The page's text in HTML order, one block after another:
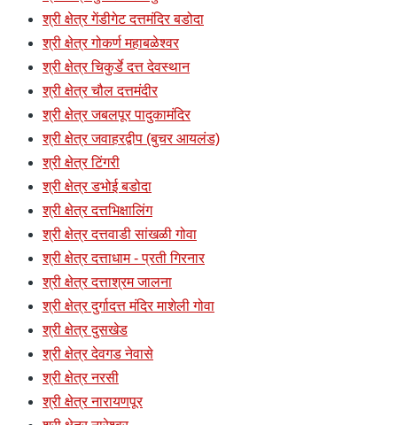
श्री क्षेत्र गेंडीगेट दत्तमंदिर बडोदा
श्री क्षेत्र गोकर्ण महाबळेश्वर
श्री क्षेत्र चिकुर्डे दत्त देवस्थान
श्री क्षेत्र चौल दत्तमंदीर
श्री क्षेत्र जबलपूर पादुकामंदिर
श्री क्षेत्र जवाहरद्वीप (बुचर आयलंड)
श्री क्षेत्र टिंगरी
श्री क्षेत्र डभोई बडोदा
श्री क्षेत्र दत्तभिक्षालिंग
श्री क्षेत्र दत्तवाडी सांखळी गोवा
श्री क्षेत्र दत्ताधाम - प्रती गिरनार
श्री क्षेत्र दत्ताश्रम जालना
श्री क्षेत्र दुर्गादत्त मंदिर माशेली गोवा
श्री क्षेत्र दुसखेड
श्री क्षेत्र देवगड नेवासे
श्री क्षेत्र नरसी
श्री क्षेत्र नारायणपूर